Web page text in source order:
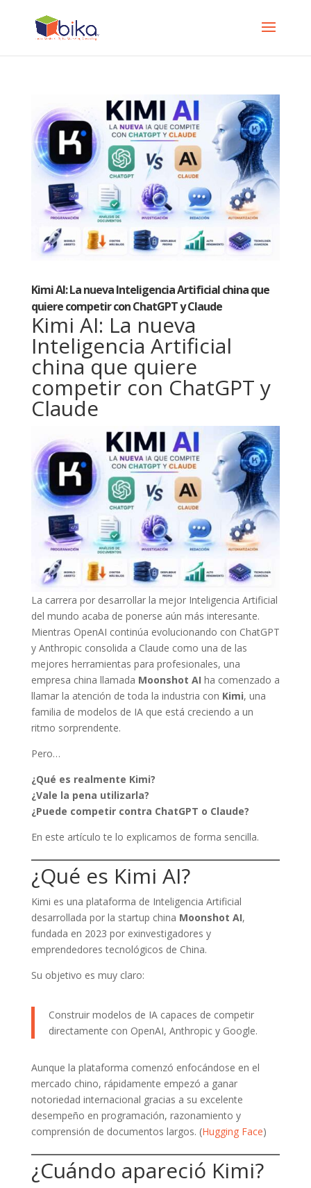
Kimi AI: La nueva Inteligencia Artificial china que
quiere competir con ChatGPT y Claude
Kimi AI: La nueva
Inteligencia Artificial
china que quiere
competir con ChatGPT y
Claude
La carrera por desarrollar la mejor Inteligencia Artificial
del mundo acaba de ponerse aún más interesante.
Mientras OpenAI continúa evolucionando con ChatGPT
y Anthropic consolida a Claude como una de las
mejores herramientas para profesionales, una
empresa china llamada Moonshot AI ha comenzado a
llamar la atención de toda la industria con Kimi, una
familia de modelos de IA que está creciendo a un
ritmo sorprendente.
Pero…
¿Qué es realmente Kimi?
¿Vale la pena utilizarla?
¿Puede competir contra ChatGPT o Claude?
En este artículo te lo explicamos de forma sencilla.
¿Qué es Kimi AI?
Kimi es una plataforma de Inteligencia Artificial
desarrollada por la startup china Moonshot AI,
fundada en 2023 por exinvestigadores y
emprendedores tecnológicos de China.
Su objetivo es muy claro:
Construir modelos de IA capaces de competir
directamente con OpenAI, Anthropic y Google.
Aunque la plataforma comenzó enfocándose en el
mercado chino, rápidamente empezó a ganar
notoriedad internacional gracias a su excelente
desempeño en programación, razonamiento y
comprensión de documentos largos. (Hugging Face)
¿Cuándo apareció Kimi?